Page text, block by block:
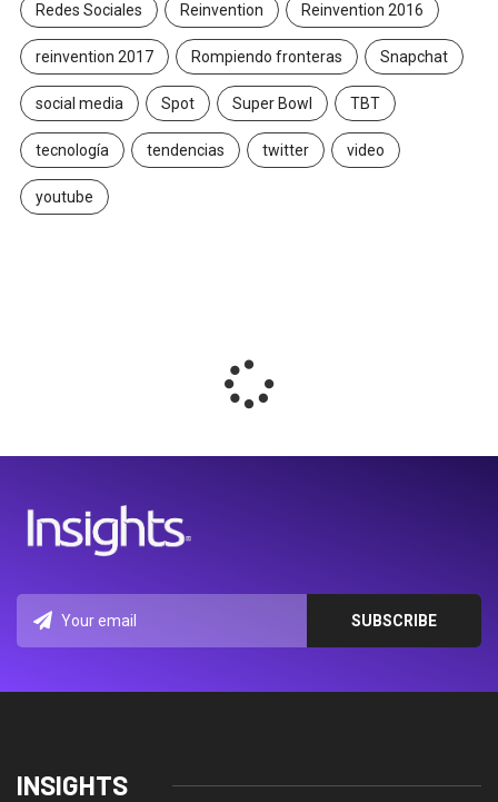
Redes Sociales Reinvention Reinvention 2016
reinvention 2017 Rompiendo fronteras Snapchat
social media Spot Super Bowl TBT
tecnología tendencias twitter video
youtube
INSIGHTS